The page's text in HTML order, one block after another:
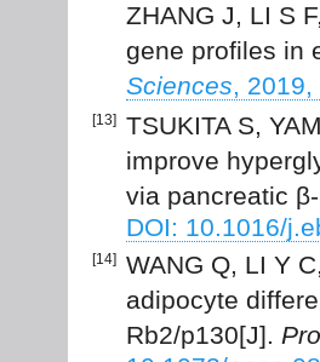
ZHANG J, LI S
gene profiles in
Sciences,
[13]
TSUKITA S,
improve
via pancreatic
DOI: 10.1016/
[14]
WANG Q, LI Y
adipocyte
Rb2/p130[J].